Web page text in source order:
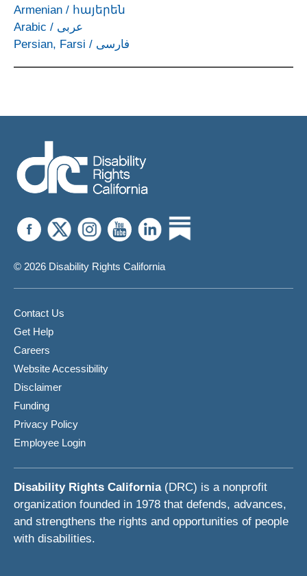
Armenian / հայերեն
Arabic / عربى
Persian, Farsi / فارسی
© 2026 Disability Rights California
Contact Us
Get Help
Careers
Website Accessibility
Disclaimer
Funding
Privacy Policy
Employee Login
Disability Rights California(DRC) is a nonprofit
organization founded in 1978 that defends, advances,
and strengthens the rights and opportunities of people
with disabilities.